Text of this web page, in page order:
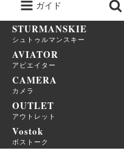
ガイド
STURMANSKIE
シュトゥルマンスキー
AVIATOR
アビエイター
CAMERA
カメラ
OUTLET
アウトレット
Vostok
ボストーク